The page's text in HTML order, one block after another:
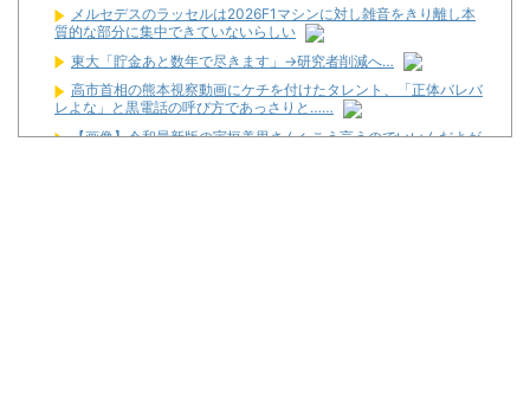
メルセデスのラッセルは2026F1マシンに対し雑音をきり離し本
質的な部分に集中できていないらしい
東大「貯金あと数年で尽きます」→研究者削減へ…
高市首相の熊本視察動画にケチを付けたタレント、「正体バレバ
レよな」と黒電話の呼び方であっさりと……
【画像】令和最新版の宇垣美里さん←こう言うのでいいんだよが